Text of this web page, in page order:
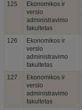
125
Ekonomikos ir
verslo
administravimo
fakultetas
126
Ekonomikos ir
verslo
administravimo
fakultetas
127
Ekonomikos ir
verslo
administravimo
fakultetas